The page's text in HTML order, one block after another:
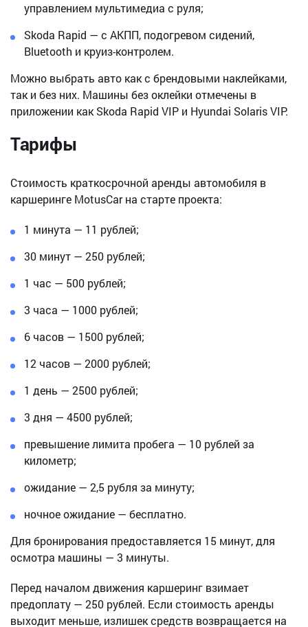
управлением мультимедиа с руля;
Skoda Rapid — с АКПП, подогревом сидений,
Bluetooth и круиз-контролем.
Можно выбрать авто как с брендовыми наклейками,
так и без них. Машины без оклейки отмечены в
приложении как Skoda Rapid VIP и Hyundai Solaris VIP.
Тарифы
Стоимость краткосрочной аренды автомобиля в
каршеринге MotusCar на старте проекта:
1 минута — 11 рублей;
30 минут — 250 рублей;
1 час — 500 рублей;
3 часа — 1000 рублей;
6 часов — 1500 рублей;
12 часов — 2000 рублей;
1 день — 2500 рублей;
3 дня — 4500 рублей;
превышение лимита пробега — 10 рублей за
километр;
ожидание — 2,5 рубля за минуту;
ночное ожидание — бесплатно.
Для бронирования предоставляется 15 минут, для
осмотра машины — 3 минуты.
Перед началом движения каршеринг взимает
предоплату — 250 рублей. Если стоимость аренды
выходит меньше, излишек средств возвращается на